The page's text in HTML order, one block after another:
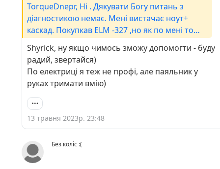
TorqueDnepr, Ні . Дякувати Богу питань з
діагностикою немає. Мені вистачає ноут+
каскад. Покупкав ELM -327 ,но як по мені то
просто забава але не більше. То я проте ,що
інколи буває щось робиш,а мозок закипає і ти
на рівному місці заліпаеш,поговориш з кимось
і все стає на свої місця ( тобто проговорюєш в
голос) . Друзі є ,але вони більше по іншому
спецеалізуются ( покраска авто ,меблі,
риболовля ) а в цьому ні бум -бум. Самі так
кажуть. Якось так.
Shyrick, ну якщо чимось зможу допомогти - буду
радий, звертайся)
По електриці я теж не профі, але паяльник у
руках тримати вмію)
13 травня 2023р. 23:48
Без коліс :(